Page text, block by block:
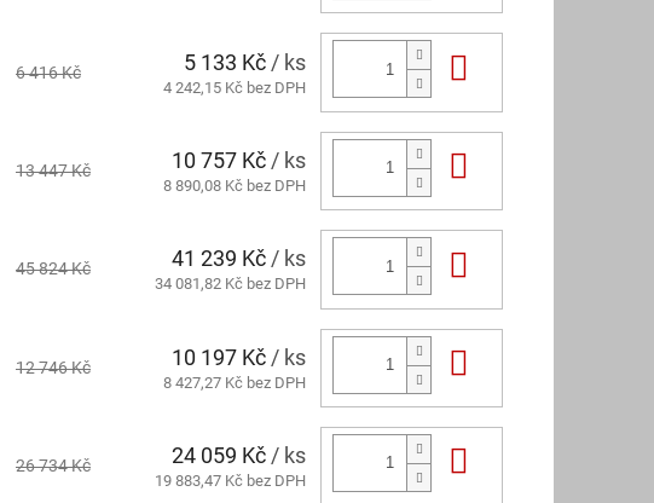
6 416 Kč 5 133 Kč / ks
4 242,15 Kč bez DPH
13 447 Kč 10 757 Kč / ks
8 890,08 Kč bez DPH
45 824 Kč 41 239 Kč/ ks
34 081,82 Kč bez DPH
12 746 Kč 10 197 Kč / ks
8 427,27 Kč bez DPH
26 734 Kč 24 059 Kč/ ks
19 883,47 Kč bez DPH